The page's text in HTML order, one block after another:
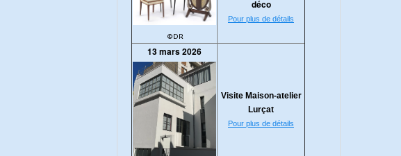
©DR
déco
Pour plus de détails
13 mars 2026
Visite Maison-atelier
Lurçat
Pour plus de détails